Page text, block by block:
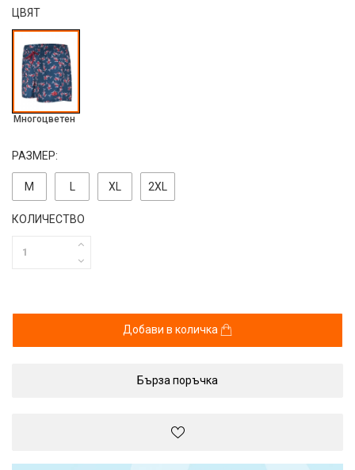
ЦВЯТ
Многоцветен
РАЗМЕР:
M ХL 2ХL
КОЛИЧЕСТВО
Добави в количка
Бърза поръчка